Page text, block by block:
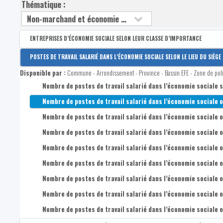
Thématique :
ENTREPRISES D’ÉCONOMIE SOCIALE SELON LEUR CLASSE D’IMPORTANCE
Disponible par :Commune - Arrondissement - Province - Bassin EFE - Zone de
Nombre d'entreprises d’économie sociale (siège principal)
Nombre d'entreprises d’économie sociale (siège principal)
Nombre d'entreprises d’économie sociale (siège principal)
Nombre d'entreprises d’économie sociale (siège principal)
Nombre d'entreprises d’économie sociale (siège principal)
Nombre d'entreprises d’économie sociale (siège principal)
POSTES DE TRAVAIL SALARIÉ DANS L’ÉCONOMIE SOCIALE SELON LE LIEU DU
Disponible par : Commune - Arrondissement - Province - Bassin EFE - Zone de
Nombre de postes de travail salarié dans l’économie sociale
Nombre de postes de travail salarié dans l’économie sociale
Nombre de postes de travail salarié dans l’économie sociale
Nombre de postes de travail salarié dans l’économie sociale
Nombre de postes de travail salarié dans l’économie sociale
Nombre de postes de travail salarié dans l’économie sociale
Nombre de postes de travail salarié dans l’économie sociale
Nombre de postes de travail salarié dans l’économie sociale
Nombre de postes de travail salarié dans l’économie sociale